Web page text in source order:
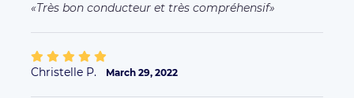
Très bon conducteur et très compréhensif
Christelle P. March 29, 2022